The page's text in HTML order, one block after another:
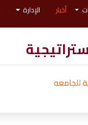
أخبار الإدارة
للجامعه